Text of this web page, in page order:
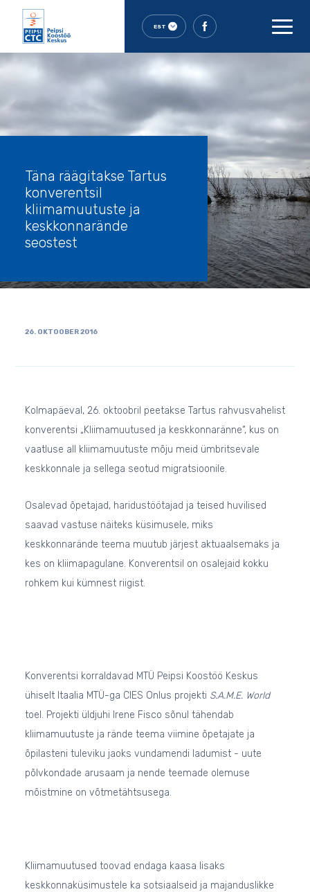
EST
Täna räägitakse Tartus
konverentsil
kliimamuutuste ja
keskkonnarände
seostest
26. OKTOOBER 2016
Kolmapäeval, 26. oktoobril peetakse Tartus rahvusvahelist
konverentsi „Kliimamuutused ja keskkonnaränne“, kus on
vaatluse all kliimamuutuste mõju meid ümbritsevale
keskkonnale ja sellega seotud migratsioonile.
Osalevad õpetajad, haridustöötajad ja teised huvilised
saavad vastuse näiteks küsimusele, miks
keskkonnarände teema muutub järjest aktuaalsemaks ja
kes on kliimapagulane. Konverentsil on osalejaid kokku
rohkem kui kümnest riigist.
Konverentsi korraldavad MTÜ Peipsi Koostöö Keskus
ühiselt Itaalia MTÜ-ga CIES Onlus projekti S.A.M.E. World
toel. Projekti üldjuhi Irene Fisco sõnul tähendab
kliimamuutuste ja rände teema viimine õpetajate ja
õpilasteni tuleviku jaoks vundamendi ladumist - uute
põlvkondade arusaam ja nende teemade olemuse
mõistmine on võtmetähtsusega.
Kliimamuutused toovad endaga kaasa lisaks
keskkonnaküsimustele ka sotsiaalseid ja majanduslikke